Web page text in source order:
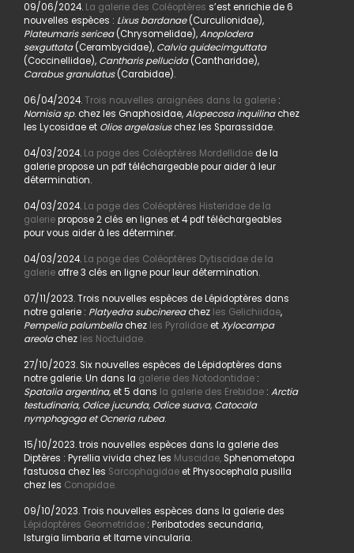
09/06/2024.La galerie des Coléoptères s’est enrichie de 6
nouvelles espèces : Lixus bardanae(Curculionidae),
Plateumaris sericea(Chrysomelidae),Anoplodera
sexguttata(Cerambycidae), Calvia quidecimguttata
(Coccinellidae), Cantharis pellucida(Cantharidae),
Carabus granulatus(Carabidae).
06/04/2024.Trois nouvelles araignées dans la galerie:
Nomisia sp. chez les Gnaphosidae,Alopecosa inquilinachez
les Lycosidae et Olios argelasiuschez les Sparassidae.
04/03/2024. La page des Coléoptères Mordellidaede la
galerie propose un pdf téléchargeable pour aider à leur
détermination.
04/03/2024. La page des Coléoptères Histeridae de la
galeriepropose 2 clés en lignes et 4 pdf téléchargeables
pour vous aider à les déterminer.
04/03/2024. La page des Coléoptères Dytiscidae de la
galerieoffre 3 clés en ligne pour leur détermination.
07/11/2023. Trois nouvelles espèces de Lépidoptères dans
notre galerie : Platyedra subcinereachez les Gelichiidae,
Pempelia palumbellachez les PyralidaeetXylocampa
areolachez les Noctuidae.
27/10/2023. Six nouvelles espèces de Lépidoptères dans
notre galerie. Un dans la galerie des Notodontidae:
Spatalia argentina, et 5 dans la galerie des Erebidae: Arctia
testudinaria, Odice jucunda, Odice suava, Catocala
nymphogoga et Ocneria rubea.
15/10/2023. trois nouvelles espèces dans la galerie des
Diptères : Pyrellia vivida chez les Muscidae,Sphenometopa
fastuosa chez les Sarcophagidaeet Physocephala pusilla
chez les Conopidae.
09/10/2023. Trois nouvelles espèces dans la galerie des
Lépidoptères Geometridae: Peribatodes secundaria,
Isturgia limbaria et Itame vincularia.